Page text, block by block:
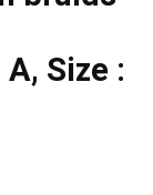
Size :